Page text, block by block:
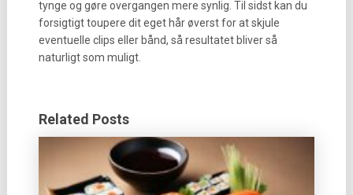
tynge og gøre overgangen mere synlig. Til sidst kan du
forsigtigt toupere dit eget hår øverst for at skjule
eventuelle clips eller bånd, så resultatet bliver så
naturligt som muligt.
Related Posts